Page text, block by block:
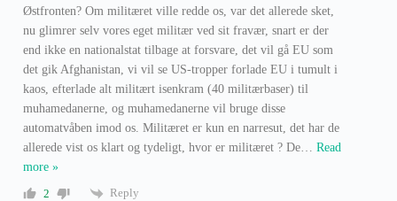
Østfronten? Om militæret ville redde os, var det allerede sket,
nu glimrer selv vores eget militær ved sit fravær, snart er der
end ikke en nationalstat tilbage at forsvare, det vil gå EU som
det gik Afghanistan, vi vil se US-tropper forlade EU i tumult i
kaos, efterlade alt militært isenkram (40 militærbaser) til
muhamedanerne, og muhamedanerne vil bruge disse
automatvåben imod os. Militæret er kun en narresut, det har de
allerede vist os klart og tydeligt, hvor er militæret ? De… Read
more »
2
Reply